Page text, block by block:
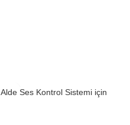
Alde Ses Kontrol Sistemi için